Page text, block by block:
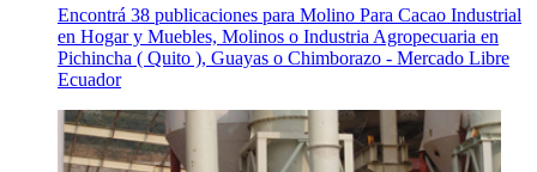
Encontrá 38 publicaciones para Molino Para Cacao Industrial
en Hogar y Muebles, Molinos o Industria Agropecuaria en
Pichincha ( Quito ), Guayas o Chimborazo - Mercado Libre
Ecuador